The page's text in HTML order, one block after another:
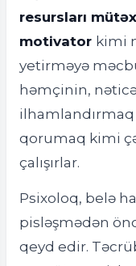
resursları
motivator kimi
yetirməyə
həmçinin,
qorumaq kimi
çalışırlar.
Psixoloq, belə
pisləşmədən
qeyd edir.